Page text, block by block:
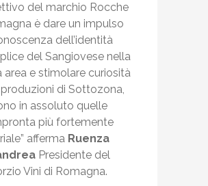
del marchio Rocche
è dare un impulso
dell’identità
del Sangiovese nella
area e stimolare curiosità
di Sottozona,
in assoluto quelle
più fortemente
afferma Ruenza
Presidente del
Vini di Romagna.